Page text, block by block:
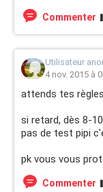
Commenter
Utilisateur
4 nov. 2015 à
attends tes règles
si retard, dès 8-
pas de test pipi
pk vous vous
Commenter